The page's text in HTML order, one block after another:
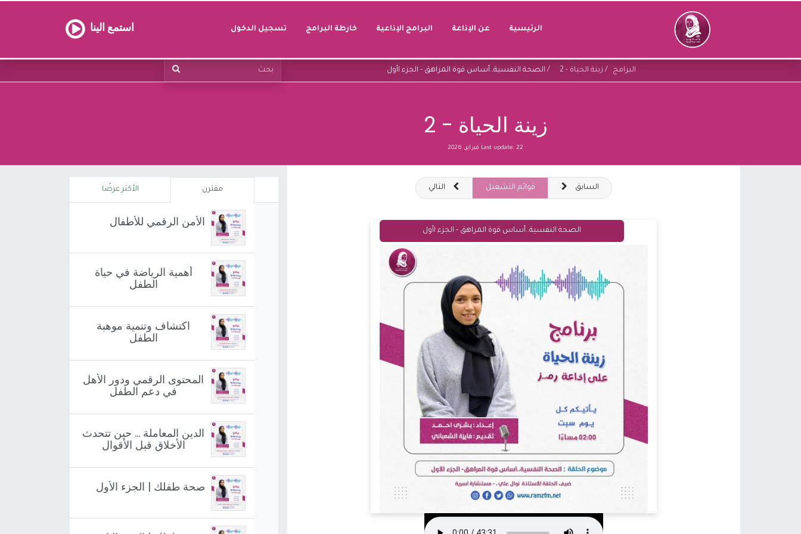
الرئيسية عن الإذاعة البرامج الإذاعية خارطة البرامج تسجيل الدخول استمع الينا
البرامج زينة الحياة - 2 الصحة النفسية..أساس قوة المراهق - الجزء اأول
زينة الحياة - 2
Last update: 22 فبراير, 2026
مقترن الأكثر عرضًا
الأمن الرقمي للأطفال
أهمية الرياضة في حياة
الطفل
اكتشاف وتنمية موهبة
الطفل
المحتوى الرقمي ودور الأهل
في دعم الطفل
الدين المعاملة ... حين تتحدث
الأخلاق قبل الأقوال
صحة طفلك | الجزء الأول
التالي قوائم التشغيل السابق
الصحة النفسية..أساس قوة المراهق - الجزء اأول
775802021